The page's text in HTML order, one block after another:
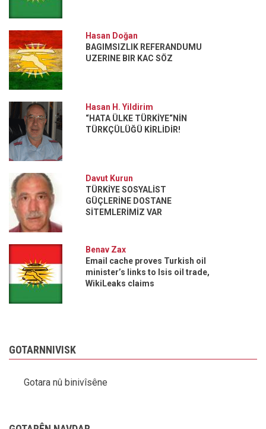
Hasan Doğan
BAGIMSIZLIK REFERANDUMU
UZERINE BIR KAC SÖZ
Hasan H. Yildirim
“HATA ÜLKE TÜRKİYE“NİN
TÜRKÇÜLÜĞÜ KİRLİDİR!
Davut Kurun
TÜRKİYE SOSYALİST
GÜÇLERİNE DOSTANE
SİTEMLERİMİZ VAR
Benav Zax
Email cache proves Turkish oil
minister’s links to Isis oil trade,
WikiLeaks claims
GOTARNNIVISK
Gotara nû binivîsêne